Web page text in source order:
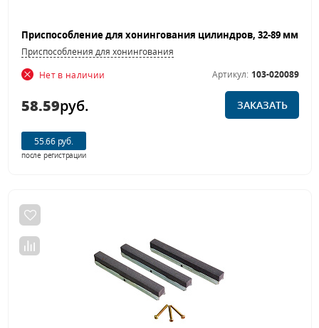
Приспособления для хонингования
Нет в наличии
Артикул: 103-020089
58.59руб. ЗАКАЗАТЬ
55.66 руб.
после регистрации